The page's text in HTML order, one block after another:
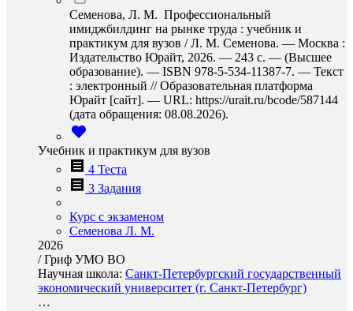
Семенова, Л. М. Профессиональный
имиджбилдинг на рынке труда : учебник и
практикум для вузов / Л. М. Семенова. — Москва :
Издательство Юрайт, 2026. — 243 с. — (Высшее
образование). — ISBN 978-5-534-11387-7. — Текст
: электронный // Образовательная платформа
Юрайт [сайт]. — URL: https://urait.ru/bcode/587144
(дата обращения: 08.08.2026).
Учебник и практикум для вузов
4 Теста
3 Задания
Курс с экзаменом
Семенова Л. М.
2026
/Гриф УМО ВО
Научная школа: Санкт-Петербургский государственный
экономический университет (г. Санкт-Петербург)
…